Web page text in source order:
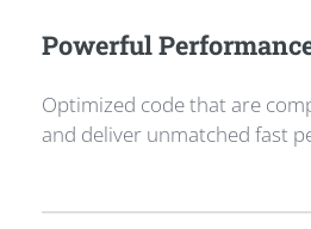
Powerful
Optimized code that are
and deliver unmatched fast